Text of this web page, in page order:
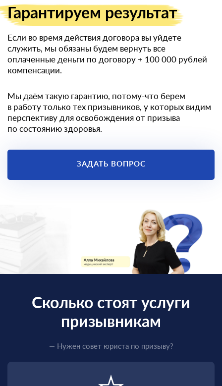
Гарантируем результат
Если во время действия договора вы уйдете
служить, мы обязаны будем вернуть все
оплаченные деньги по договору + 100 000 рублей
компенсации.
Мы даём такую гарантию, потому-что берем
в работу только тех призывников, у которых видим
перспективу для освобождения от призыва
по состоянию здоровья.
ЗАДАТЬ ВОПРОС
Сколько стоят услуги
призывникам
— Нужен совет юриста по призыву?